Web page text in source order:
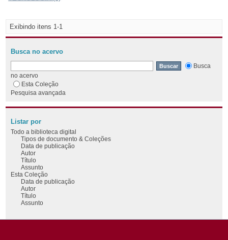
Exibindo itens 1-1
Busca no acervo
Busca
no acervo
Esta Coleção
Pesquisa avançada
Listar por
Todo a biblioteca digital
Tipos de documento & Coleções
Data de publicação
Autor
Título
Assunto
Esta Coleção
Data de publicação
Autor
Título
Assunto